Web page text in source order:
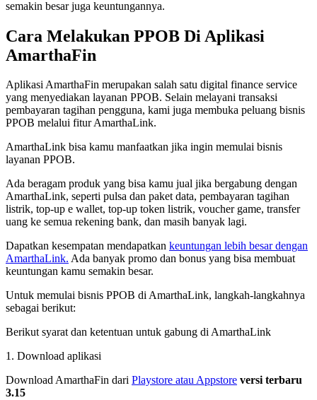
semakin besar juga keuntungannya.
Cara Melakukan PPOB Di Aplikasi
AmarthaFin
Aplikasi AmarthaFin merupakan salah satu digital finance service
yang menyediakan layanan PPOB. Selain melayani transaksi
pembayaran tagihan pengguna, kami juga membuka peluang bisnis
PPOB melalui fitur AmarthaLink.
AmarthaLink bisa kamu manfaatkan jika ingin memulai bisnis
layanan PPOB.
Ada beragam produk yang bisa kamu jual jika bergabung dengan
AmarthaLink, seperti pulsa dan paket data, pembayaran tagihan
listrik, top-up e wallet, top-up token listrik, voucher game, transfer
uang ke semua rekening bank, dan masih banyak lagi.
Dapatkan kesempatan mendapatkan keuntungan lebih besar dengan
AmarthaLink. Ada banyak promo dan bonus yang bisa membuat
keuntungan kamu semakin besar.
Untuk memulai bisnis PPOB di AmarthaLink, langkah-langkahnya
sebagai berikut:
Berikut syarat dan ketentuan untuk gabung di AmarthaLink
1. Download aplikasi
Download AmarthaFin dari Playstore atau Appstore versi terbaru
3.15